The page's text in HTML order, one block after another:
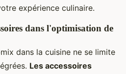
expérience culinaire.
dans l'optimisation de
dans la cuisine ne se limite
Les accessoires